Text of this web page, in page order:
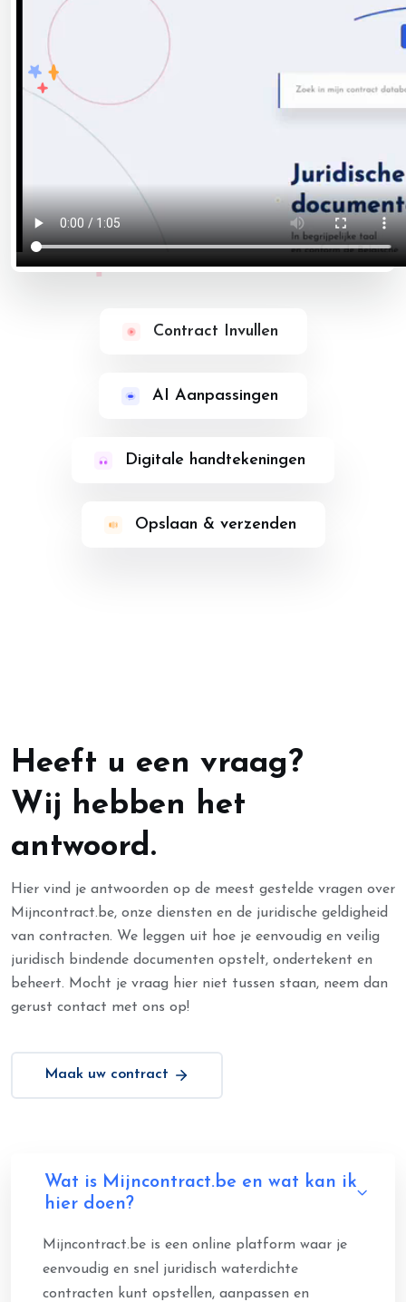
Contract Invullen
AI Aanpassingen
Digitale handtekeningen
Opslaan & verzenden
Heeft u een vraag?
Wij hebben het
antwoord.
Hier vind je antwoorden op de meest gestelde vragen over
Mijncontract.be, onze diensten en de juridische geldigheid
van contracten. We leggen uit hoe je eenvoudig en veilig
juridisch bindende documenten opstelt, ondertekent en
beheert. Mocht je vraag hier niet tussen staan, neem dan
gerust contact met ons op!
Maak uw contract
Wat is Mijncontract.be en wat kan ik
hier doen?
Mijncontract.be is een online platform waar je
eenvoudig en snel juridisch waterdichte
contracten kunt opstellen, aanpassen en